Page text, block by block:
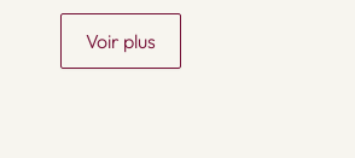
Voir plus